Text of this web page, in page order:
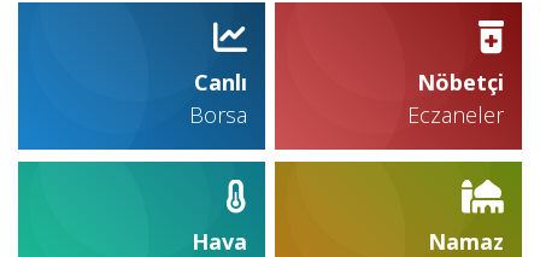
Canlı
Borsa
Nöbetçi
Eczaneler
Hava
Namaz